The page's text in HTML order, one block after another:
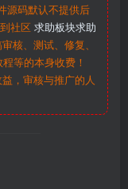
源码默认不提供后
社区 求助板块求助
核、测试、修复、
等的本身收费！
，审核与推广的人